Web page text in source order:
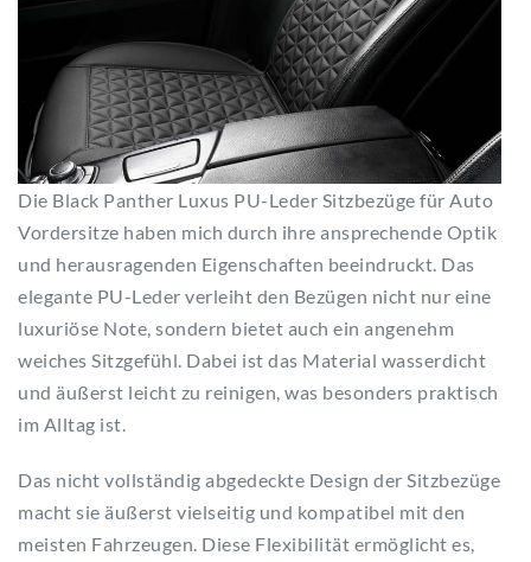
Die Black Panther Luxus PU-Leder Sitzbezüge für Auto
Vordersitze haben mich durch ihre ansprechende Optik
und herausragenden Eigenschaften beeindruckt. Das
elegante PU-Leder verleiht den Bezügen nicht nur eine
luxuriöse Note, sondern bietet auch ein angenehm
weiches Sitzgefühl. Dabei ist das Material wasserdicht
und äußerst leicht zu reinigen, was besonders praktisch
im Alltag ist.
Das nicht vollständig abgedeckte Design der Sitzbezüge
macht sie äußerst vielseitig und kompatibel mit den
meisten Fahrzeugen. Diese Flexibilität ermöglicht es,